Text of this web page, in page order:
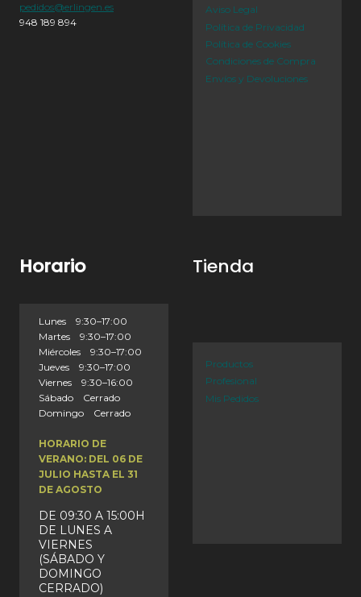
pedidos@erlingen.es
948 189 894
Aviso Legal
Política de Privacidad
Política de Cookies
Condiciones de Compra
Envíos y Devoluciones
Horario
Lunes 9:30–17:00
Martes 9:30–17:00
Miércoles 9:30–17:00
Jueves 9:30–17:00
Viernes 9:30–16:00
Sábado Cerrado
Domingo Cerrado
HORARIO DE
VERANO: DEL 06 DE
JULIO HASTA EL 31
DE AGOSTO
DE 09:30 A 15:00H
DE LUNES A
VIERNES
(SÁBADO Y
DOMINGO
CERRADO)
Tienda
Productos
Profesional
Mis Pedidos